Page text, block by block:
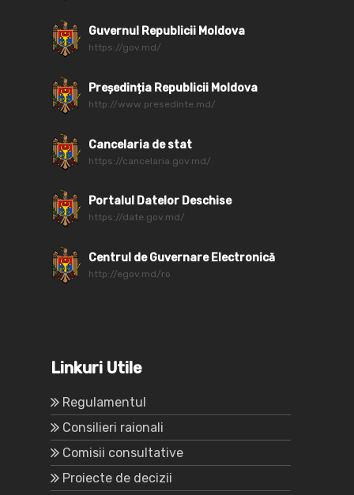
Guvernul Republicii Moldova
https://gov.md/
Președinția Republicii Moldova
http://www.presedinte.md/
Cancelaria de stat
https://cancelaria.gov.md/
Portalul Datelor Deschise
https://date.gov.md/
Centrul de Guvernare Electronică
http://egov.md/ro
Linkuri Utile
Regulamentul
Consilieri raionali
Comisii consultative
Proiecte de decizii